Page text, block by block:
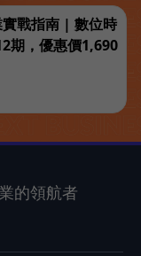
戰指南 | 數位時
期，優惠價1,690
的領航者